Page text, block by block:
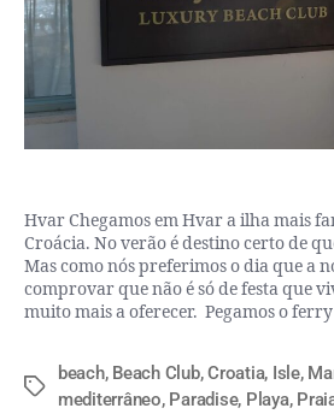
Hvar Chegamos em Hvar a ilha mais
Croácia. No verão é destino certo de
Mas como nós preferimos o dia que a
comprovar que não é só de festa que
muito mais a oferecer. Pegamos o
beach, Beach Club,Croatia, Isle,
mediterrâneo, Paradise, Playa,